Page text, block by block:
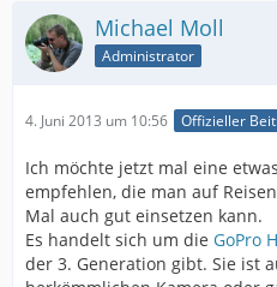
Michael Moll
Administrator
4. Juni 2013 um 10:56 Offizieller
Ich möchte jetzt mal eine
empfehlen, die man auf
Mal auch gut einsetzen kann.
Es handelt sich um die GoPro
der 3. Generation gibt. Sie ist